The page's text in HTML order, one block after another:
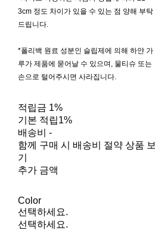
3cm 정도 차이가 있을 수 있는 점 양해 부탁
드립니다.
*폴리백 원료 성분인 슬립제에 의해 하얀 가
루가 제품에 묻어날 수 있으며, 물티슈 또는
손으로 털어주시면 사라집니다.
적립금 1%
기본 적립1%
배송비 -
함께 구매 시 배송비 절약 상품 보
기
추가 금액
Color
선택하세요.
선택하세요.